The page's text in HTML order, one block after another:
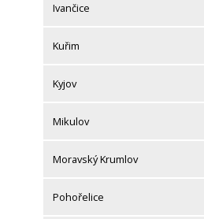
Ivančice
Kuřim
Kyjov
Mikulov
Moravský Krumlov
Pohořelice